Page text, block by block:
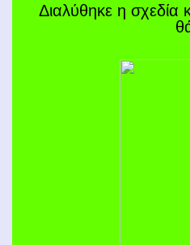
Διαλύθηκε η σχεδία